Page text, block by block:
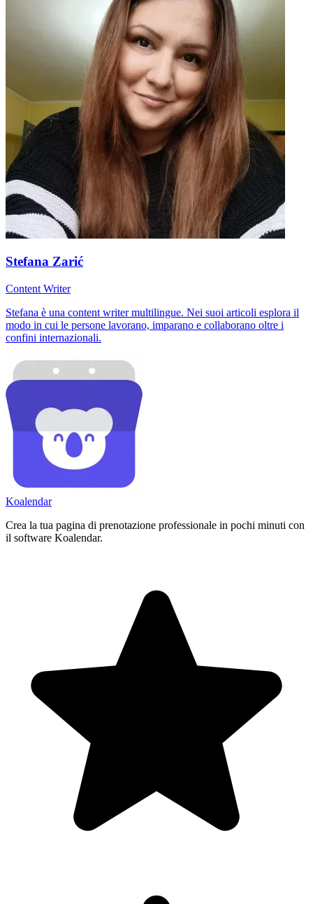
Stefana Zarić
Content Writer
Stefana è una content writer multilingue. Nei suoi articoli esplora il
modo in cui le persone lavorano, imparano e collaborano oltre i
confini internazionali.
Koalendar
Crea la tua pagina di prenotazione professionale in pochi minuti con
il software Koalendar.